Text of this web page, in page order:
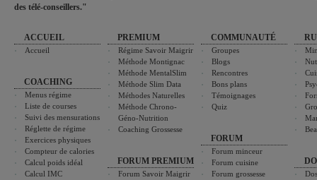
des télé-conseillers."
ACCUEIL
Accueil
COACHING
Menus régime
Liste de courses
Suivi des mensurations
Réglette de régime
Exercices physiques
Compteur de calories
Calcul poids idéal
Calcul IMC
PREMIUM
Régime Savoir Maigrir
Méthode Montignac
Méthode MentalSlim
Méthode Slim Data
Méthodes Naturelles
Méthode Chrono-
Géno-Nutrition
Coaching Grossesse
FORUM PREMIUM
Forum Savoir Maigrir
COMMUNAUTÉ
Groupes
Blogs
Rencontres
Bons plans
Témoignages
Quiz
FORUM
Forum minceur
Forum cuisine
Forum grossesse